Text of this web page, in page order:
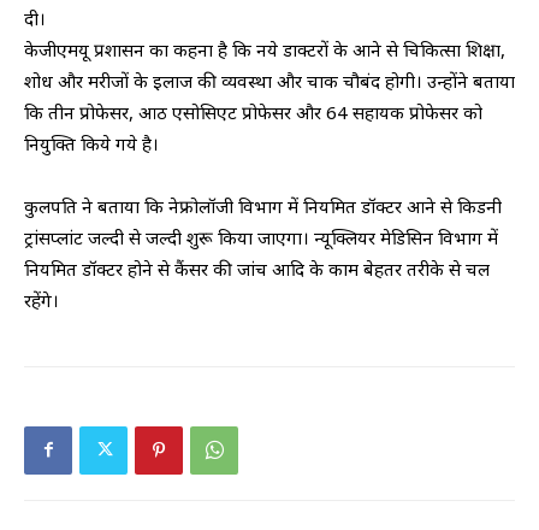
दी।
केजीएमयू प्रशासन का कहना है कि नये डाक्टरों के आने से चिकित्सा शिक्षा,
शोध और मरीजों के इलाज की व्यवस्था और चाक चौबंद होगी। उन्होंने बताया
कि तीन प्रोफेसर, आठ एसोसिएट प्रोफेसर और 64 सहायक प्रोफेसर को
नियुक्ति किये गये है।
कुलपति ने बताया कि नेफ्रोलॉजी विभाग में नियमित डॉक्टर आने से किडनी
ट्रांसप्लांट जल्दी से जल्दी शुरू किया जाएगा। न्यूक्लियर मेडिसिन विभाग में
नियमित डॉक्टर होने से कैंसर की जांच आदि के काम बेहतर तरीके से चल
रहेंगे।